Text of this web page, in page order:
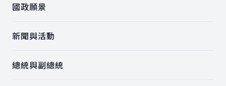
國政願景
新聞與活動
總統與副總統